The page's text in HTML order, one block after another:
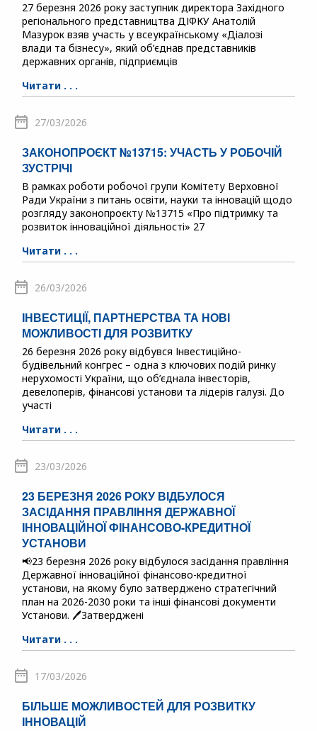
27 березня 2026 року заступник директора Західного
регіонального представництва ДІФКУ Анатолій
Мазурок взяв участь у всеукраїнському «Діалозі
влади та бізнесу», який об’єднав представників
державних органів, підприємців
Читати . . .
27/03/2026
ЗАКОНОПРОЄКТ №13715: УЧАСТЬ У РОБОЧІЙ
ЗУСТРІЧІ
В рамках роботи робочої групи Комітету Верховної
Ради України з питань освіти, науки та інновацій щодо
розгляду законопроєкту №13715 «Про підтримку та
розвиток інноваційної діяльності» 27
Читати . . .
26/03/2026
ІНВЕСТИЦІЇ, ПАРТНЕРСТВА ТА НОВІ
МОЖЛИВОСТІ ДЛЯ РОЗВИТКУ
26 березня 2026 року відбувся Інвестиційно-
будівельний конгрес – одна з ключових подій ринку
нерухомості України, що об’єднала інвесторів,
девелоперів, фінансові установи та лідерів галузі. До
участі
Читати . . .
23/03/2026
23 БЕРЕЗНЯ 2026 РОКУ ВІДБУЛОСЯ
ЗАСІДАННЯ ПРАВЛІННЯ ДЕРЖАВНОЇ
ІННОВАЦІЙНОЇ ФІНАНСОВО-КРЕДИТНОЇ
УСТАНОВИ
📢23 березня 2026 року відбулося засідання правління
Державної інноваційної фінансово-кредитної
установи, на якому було затверджено стратегічний
план на 2026-2030 роки та інші фінансові документи
Установи. 🖊️Затверджені
Читати . . .
17/03/2026
БІЛЬШЕ МОЖЛИВОСТЕЙ ДЛЯ РОЗВИТКУ
ІННОВАЦІЙ